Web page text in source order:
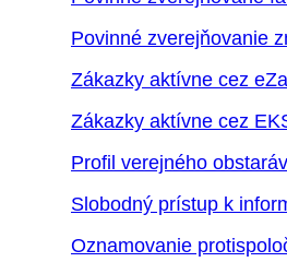
Povinné zverejňovanie
Zákazky aktívne cez
Zákazky aktívne cez
Profil verejného
Slobodný prístup k
Oznamovanie